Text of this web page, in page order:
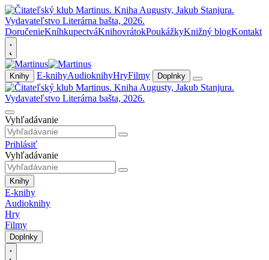
DoručenieKníhkupectváKnihovrátokPoukážkyKnižný blogKontakt
Knihy E-knihyAudioknihyHryFilmy Doplnky
Vyhľadávanie
Prihlásiť
Vyhľadávanie
Knihy
E-knihy
Audioknihy
Hry
Filmy
Doplnky